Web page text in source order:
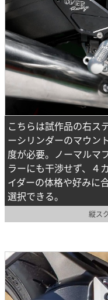
こちらは試作品の右ス
ーシリンダーのマウン
度が必要。ノーマルマ
ラーにも干渉せず、４
イダーの体格や好みに
選択できる。
縦ス